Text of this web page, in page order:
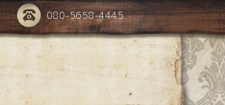
080-5658-4445